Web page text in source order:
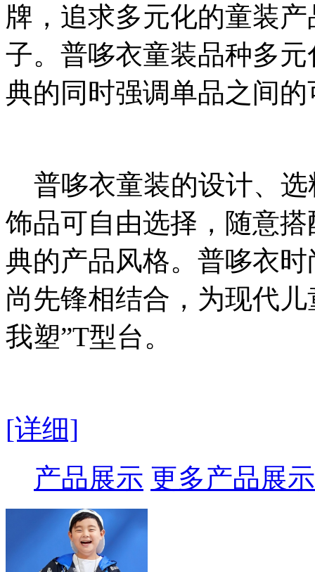
牌，追求多元化的童装
子。普哆衣童装品种多
典的同时强调单品之间
普哆衣童装的设计、选
饰品可自由选择，随意
典的产品风格。普哆衣
尚先锋相结合，为现代
我塑”T型台。
[详细]
产品展示 更多产品展示